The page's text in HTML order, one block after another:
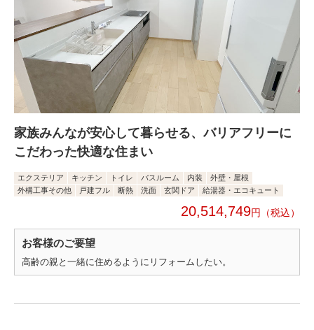
家族みんなが安心して暮らせる、バリアフリーに
こだわった快適な住まい
エクステリア キッチン トイレ バスルーム 内装
外壁・屋根
外構工事その他
戸建フル 断熱 洗面 玄関ドア 給湯器・エコキュート
20,514,749円
お客様のご要望
高齢の親と一緒に住めるようにリフォームしたい。